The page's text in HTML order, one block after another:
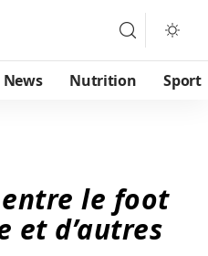
News Nutrition Sport
le foot
et d’autres